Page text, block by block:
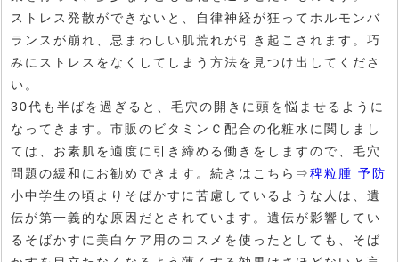
ストレス発散ができないと、自律神経が狂ってホルモンバ
ランスが崩れ、忌まわしい肌荒れが引き起こされます。巧
みにストレスをなくしてしまう方法を見つけ出してくださ
い。
30代も半ばを過ぎると、毛穴の開きに頭を悩ませるように
なってきます。市販のビタミンＣ配合の化粧水に関しまし
ては、お素肌を適度に引き締める働きをしますので、毛穴
問題の緩和にお勧めできます。続きはこちら⇒稗粒腫 予防
小中学生の頃よりそばかすに苦慮しているような人は、遺
伝が第一義的な原因だとされています。遺伝が影響してい
るそばかすに美白ケア用のコスメを使ったとしても、そば